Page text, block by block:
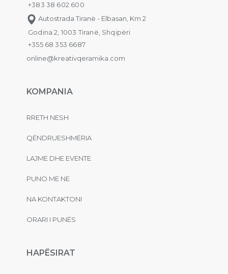
+383 38 602 600
Autostrada Tiranë - Elbasan, Km 2
Godina 2, 1003 Tiranë, Shqipëri
+355 68 353 6687
online@kreativqeramika.com
KOMPANIA
RRETH NESH
QËNDRUESHMËRIA
LAJME DHE EVENTE
PUNO ME NE
NA KONTAKTONI
ORARI I PUNËS
HAPËSIRAT